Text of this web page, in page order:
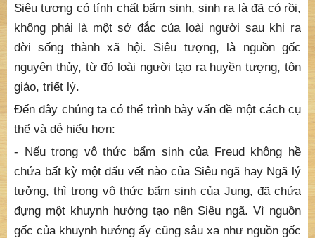
Siêu tượng có tính chất bẩm sinh, sinh ra là đã có rồi,
không phải là một sở đắc của loài người sau khi ra
đời sống thành xã hội. Siêu tượng, là nguồn gốc
nguyên thủy, từ đó loài người tạo ra huyền tượng, tôn
giáo, triết lý.
Đến đây chúng ta có thể trình bày vấn đề một cách cụ
thể và dễ hiểu hơn:
- Nếu trong vô thức bẩm sinh của Freud không hề
chứa bất kỳ một dấu vết nào của Siêu ngã hay Ngã lý
tưởng, thì trong vô thức bẩm sinh của Jung, đã chứa
đựng một khuynh hướng tạo nên Siêu ngã. Vì nguồn
gốc của khuynh hướng ấy cũng sâu xa như nguồn gốc